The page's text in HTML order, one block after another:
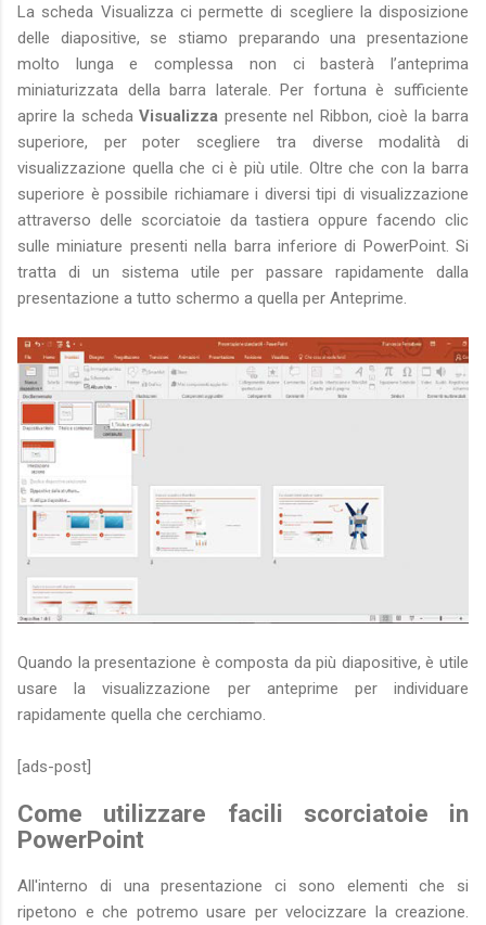
La scheda Visualizza ci permette di scegliere la disposizione
delle diapositive, se stiamo preparando una presentazione
molto lunga e complessa non ci basterà l’anteprima
miniaturizzata della barra laterale. Per fortuna è sufficiente
aprire la schedaVisualizza presente nel Ribbon, cioè la barra
superiore, per poter scegliere tra diverse modalità di
visualizzazione quella che ci è più utile. Oltre che con la barra
superiore è possibile richiamare i diversi tipi di visualizzazione
attraverso delle scorciatoie da tastiera oppure facendo clic
sulle miniature presenti nella barra inferiore di PowerPoint. Si
tratta di un sistema utile per passare rapidamente dalla
presentazione a tutto schermo a quella per Anteprime.
Quando la presentazione è composta da più diapositive, è utile
usare la visualizzazione per anteprime per individuare
rapidamente quella che cerchiamo.
[ads-post]
Come utilizzare facili scorciatoie in
PowerPoint
All'interno di una presentazione ci sono elementi che si
ripetono e che potremo usare per velocizzare la creazione.